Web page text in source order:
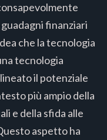
finanziari
che la tecnologia
tecnologia
il potenziale
più ampio della
e della sfida alle
aspetto ha